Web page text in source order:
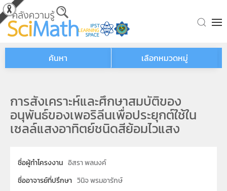
Skip to main content
ค้นหา เลือกหมวดหมู่
การสังเคราะห์และศึกษาสมบัติของ
อนุพันธ์ของเพอริลีนเพื่อประยุกต์ใช้ใน
เซลล์แสงอาทิตย์ชนิดสีย้อมไวแสง
ชื่อผู้ทำโครงงาน อิสรา พลนงค์
ชื่ออาจารย์ที่ปรึกษา วินิจ พรมอารักษ์